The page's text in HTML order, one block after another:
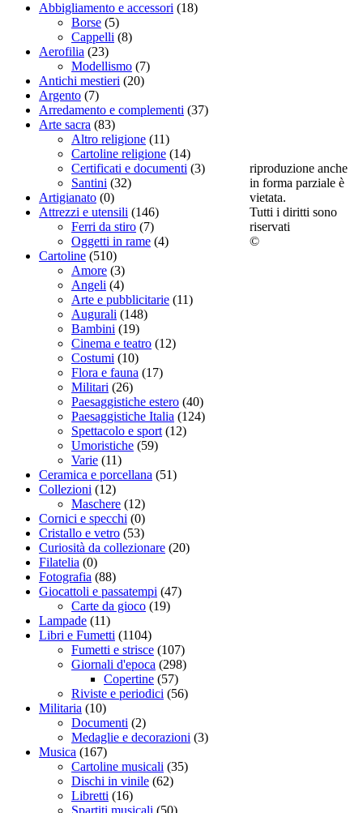
Abbigliamento e accessori (18)
Borse (5)
Cappelli (8)
Aerofilia (23)
Modellismo (7)
Antichi mestieri (20)
Argento (7)
Arredamento e complementi (37)
Arte sacra (83)
Altro religione (11)
Cartoline religione (14)
Certificati e documenti (3)
Santini (32)
Artigianato (0)
Attrezzi e utensili (146)
Ferri da stiro (7)
Oggetti in rame (4)
Cartoline (510)
Amore (3)
Angeli (4)
Arte e pubblicitarie (11)
Augurali (148)
Bambini (19)
Cinema e teatro (12)
Costumi (10)
Flora e fauna (17)
Militari (26)
Paesaggistiche estero (40)
Paesaggistiche Italia (124)
Spettacolo e sport (12)
Umoristiche (59)
Varie (11)
Ceramica e porcellana (51)
Collezioni (12)
Maschere (12)
Cornici e specchi (0)
Cristallo e vetro (53)
Curiosità da collezionare (20)
Filatelia (0)
Fotografia (88)
Giocattoli e passatempi (47)
Carte da gioco (19)
Lampade (11)
Libri e Fumetti (1104)
Fumetti e strisce (107)
Giornali d'epoca (298)
Copertine (57)
Riviste e periodici (56)
Militaria (10)
Documenti (2)
Medaglie e decorazioni (3)
Musica (167)
Cartoline musicali (35)
Dischi in vinile (62)
Libretti (16)
riproduzione anche
in forma parziale è
vietata.
Tutti i diritti sono
riservati
©